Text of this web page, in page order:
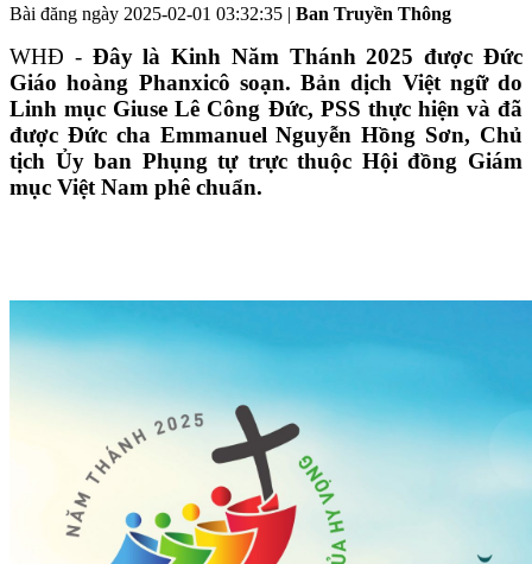
Bài đăng ngày 2025-02-01 03:32:35 | Ban Truyền Thông
WHĐ - Đây là Kinh Năm Thánh 2025 được Đức
Giáo hoàng Phanxicô soạn. Bản dịch Việt ngữ do
Linh mục Giuse Lê Công Đức, PSS thực hiện và đã
được Đức cha Emmanuel Nguyễn Hồng Sơn, Chủ
tịch Ủy ban Phụng tự trực thuộc Hội đồng Giám
mục Việt Nam phê chuẩn.